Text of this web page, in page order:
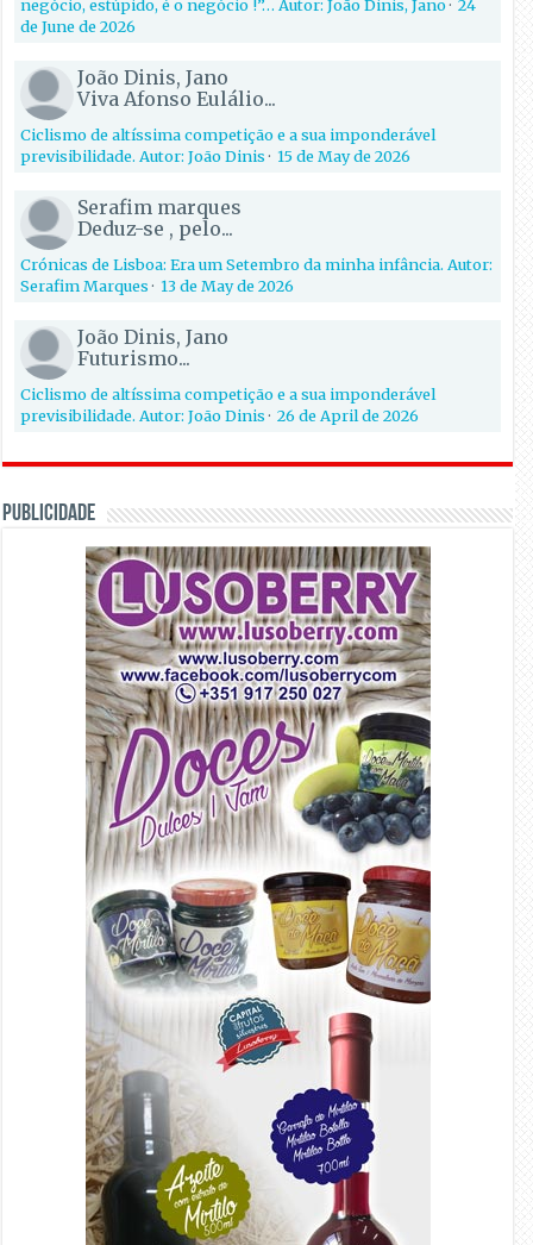
negócio, estúpido, é o negócio !”… Autor: João Dinis, Jano·24
de June de 2026
João Dinis, Jano
Viva Afonso Eulálio...
Ciclismo de altíssima competição e a sua imponderável
previsibilidade. Autor: João Dinis·15 de May de 2026
Serafim marques
Deduz-se , pelo...
Crónicas de Lisboa: Era um Setembro da minha infância. Autor:
Serafim Marques·13 de May de 2026
João Dinis, Jano
Futurismo...
Ciclismo de altíssima competição e a sua imponderável
previsibilidade. Autor: João Dinis·26 de April de 2026
PUBLICIDADE